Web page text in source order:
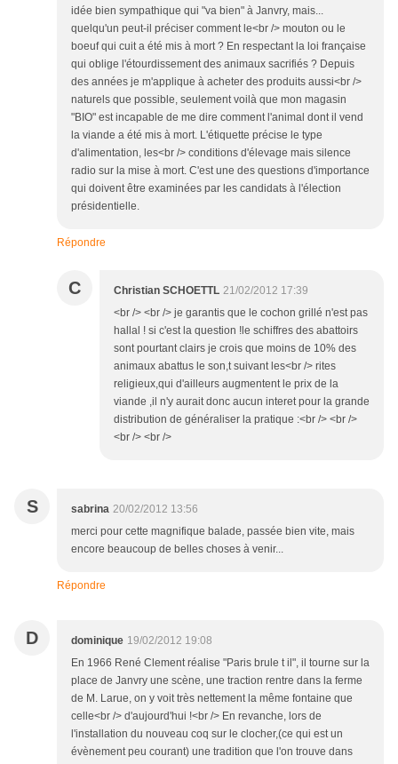
idée bien sympathique qui "va bien" à Janvry, mais...
quelqu'un peut-il préciser comment le<br /> mouton ou le
boeuf qui cuit a été mis à mort ? En respectant la loi française
qui oblige l'étourdissement des animaux sacrifiés ? Depuis
des années je m'applique à acheter des produits aussi<br />
naturels que possible, seulement voilà que mon magasin
"BIO" est incapable de me dire comment l'animal dont il vend
la viande a été mis à mort. L'étiquette précise le type
d'alimentation, les<br /> conditions d'élevage mais silence
radio sur la mise à mort. C'est une des questions d'importance
qui doivent être examinées par les candidats à l'élection
présidentielle.
Répondre
C Christian SCHOETTL 21/02/2012 17:39
<br /> <br /> je garantis que le cochon grillé n'est pas
hallal ! si c'est la question !le schiffres des abattoirs
sont pourtant clairs je crois que moins de 10% des
animaux abattus le son,t suivant les<br /> rites
religieux,qui d'ailleurs augmentent le prix de la
viande ,il n'y aurait donc aucun interet pour la grande
distribution de généraliser la pratique :<br /> <br />
<br /> <br />
S sabrina 20/02/2012 13:56
merci pour cette magnifique balade, passée bien vite, mais
encore beaucoup de belles choses à venir...
Répondre
D dominique 19/02/2012 19:08
En 1966 René Clement réalise "Paris brule t il", il tourne sur la
place de Janvry une scène, une traction rentre dans la ferme
de M. Larue, on y voit très nettement la même fontaine que
celle<br /> d'aujourd'hui !<br /> En revanche, lors de
l'installation du nouveau coq sur le clocher,(ce qui est un
évènement peu courant) une tradition que l'on trouve dans